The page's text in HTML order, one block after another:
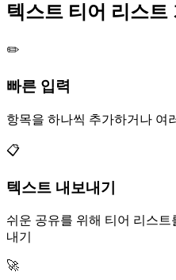
텍스트 티어 리스트
✏️
빠른 입력
항목을 하나씩 추가하거나 여
📋
텍스트 내보내기
쉬운 공유를 위해 티어 리스
내기
🚀